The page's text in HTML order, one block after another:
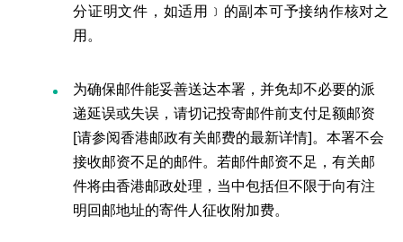
分证明文件，如适用﹞的副本可予接纳作核对之
用。
为确保邮件能妥善送达本署，并免却不必要的派
递延误或失误，请切记投寄邮件前支付足额邮资
[请参阅香港邮政有关邮费的最新详情]。本署不会
接收邮资不足的邮件。若邮件邮资不足，有关邮
件将由香港邮政处理，当中包括但不限于向有注
明回邮地址的寄件人征收附加费。